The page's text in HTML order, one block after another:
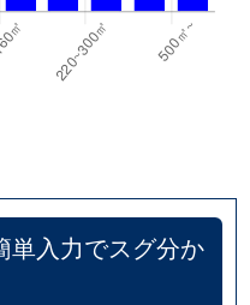
単入力でスグ分か